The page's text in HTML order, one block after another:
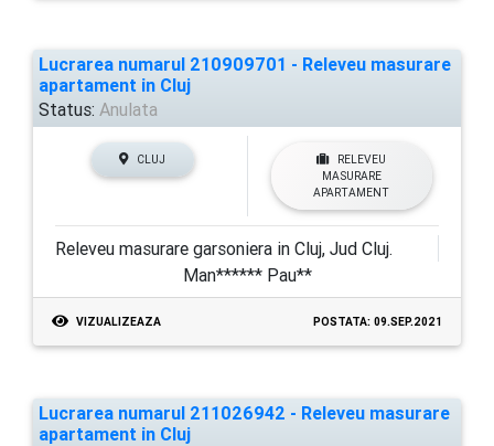
Lucrarea numarul 210909701 - Releveu masurare
apartament in Cluj
Status: Anulata
CLUJ
RELEVEU
MASURARE
APARTAMENT
Releveu masurare garsoniera in Cluj, Jud Cluj.
Man****** Pau**
VIZUALIZEAZA POSTATA: 09.SEP.2021
Lucrarea numarul 211026942 - Releveu masurare
apartament in Cluj